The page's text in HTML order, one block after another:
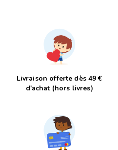
Livraison offerte dès 49 €
d'achat (hors livres)